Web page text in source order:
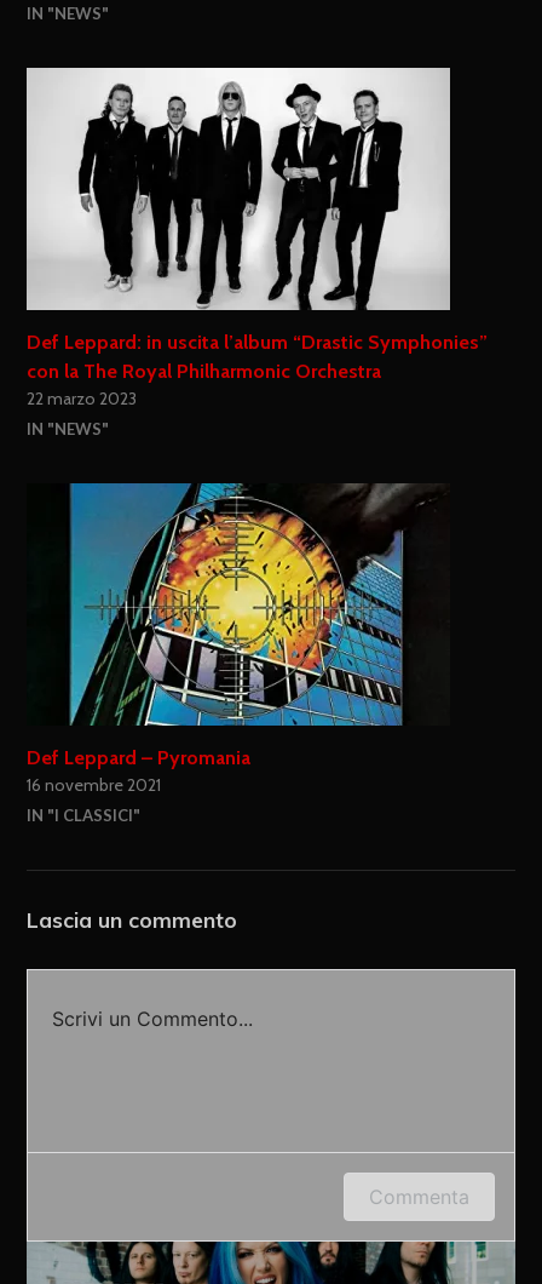
IN "NEWS"
Def Leppard: in uscita l’album “Drastic Symphonies”
con la The Royal Philharmonic Orchestra
22 marzo 2023
IN "NEWS"
Def Leppard – Pyromania
16 novembre 2021
IN "I CLASSICI"
Lascia un commento
Scrivi un Commento...
Accedi o fornisci il tuo nome o indirizzo e-mail
Commenta